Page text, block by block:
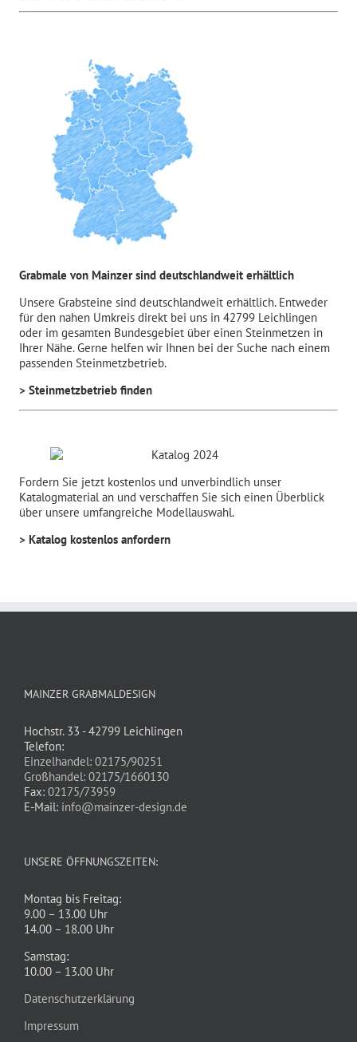
Grabmale von Mainzer sind deutschlandweit erhältlich
Unsere Grabsteine sind deutschlandweit erhältlich. Entweder
für den nahen Umkreis direkt bei uns in 42799 Leichlingen
oder im gesamten Bundesgebiet über einen Steinmetzen in
Ihrer Nähe. Gerne helfen wir Ihnen bei der Suche nach einem
passenden Steinmetzbetrieb.
> Steinmetzbetrieb finden
Fordern Sie jetzt kostenlos und unverbindlich unser
Katalogmaterial an und verschaffen Sie sich einen Überblick
über unsere umfangreiche Modellauswahl.
> Katalog kostenlos anfordern
MAINZER GRABMALDESIGN
Hochstr. 33 - 42799 Leichlingen
Telefon:
Einzelhandel: 02175/90251
Großhandel: 02175/1660130
Fax: 02175/73959
E-Mail: info@mainzer-design.de
UNSERE ÖFFNUNGSZEITEN:
Montag bis Freitag:
9.00 – 13.00 Uhr
14.00 – 18.00 Uhr
Samstag:
10.00 – 13.00 Uhr
Datenschutzerklärung
Impressum